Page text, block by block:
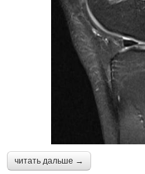
читать дальше →